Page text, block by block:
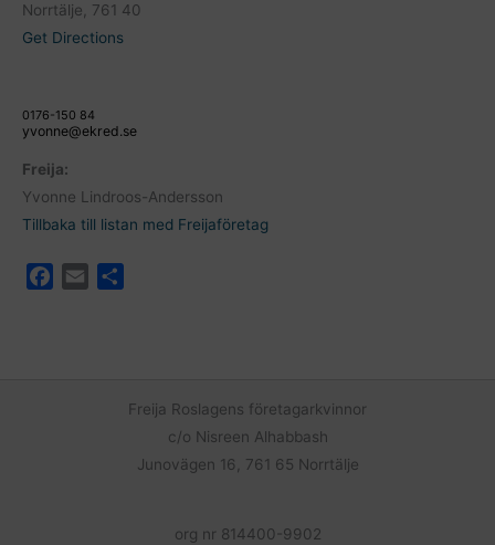
Norrtälje, 761 40
Get Directions
0176-150 84
yvonne@ekred.se
Freija:
Yvonne Lindroos-Andersson
Tillbaka till listan med Freijaföretag
Freija Roslagens företagarkvinnor
c/o Nisreen Alhabbash
Junovägen 16, 761 65 Norrtälje
org nr 814400-9902